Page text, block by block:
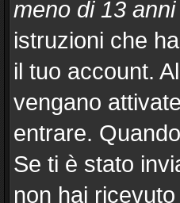
meno di 13 anni
istruzioni che
il tuo account.
vengano
entrare.
Se ti è stato
non hai